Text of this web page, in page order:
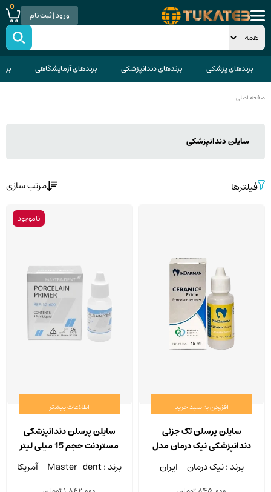
ورود | ثبت نام
0
برندهای پزشکی برندهای دندانپزشکی برندهای آزمایشگاهی
صفحه اصلی
سایلن دندانپزشکی
فیلترها مرتب سازی
افزودن به سبد خرید
سایلن پرسلن تک جزئی
دندانپزشکی نیک درمان مدل
لیتر
برند : نیک درمان - ایران
ناموجود
اطلاعات بیشتر
سایلن پرسلن دندانپزشکی
مستردنت حجم 15 میلی لیتر
برند : Master-dent - آمریکا